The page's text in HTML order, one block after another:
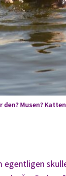
den? Musen?